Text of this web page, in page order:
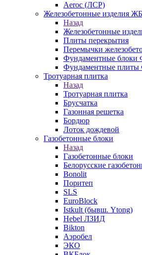
Aeroc (ЛСР)
Железобетонные изделия
Назад
Железобетонные
Плиты перекрытия
Перемычки
Фундаментные блоки
Фундаментные
Тротуарная плитка
Назад
Тротуарная плитка
Брусчатка
Газонная решетка
Бордюр
Лоток дождевой
Газобетонные блоки
Назад
Газобетонные блоки
Белорусские
Bonolit
Поритеп
SLS
EuroBlock
Istkult (бывш. Ytong)
Hebel ЛЗИД
Bikton
Аэробел
ЭКО